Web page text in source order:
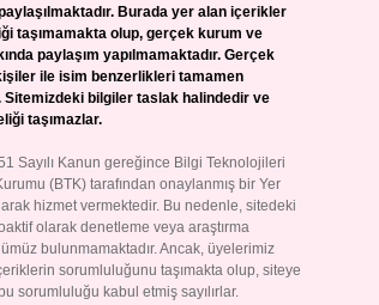
Burada yer alan içerikler
taşımamakta olup, gerçek kurum ve
paylaşım yapılmamaktadır. Gerçek
ile isim benzerlikleri tamamen
Sitemizdeki bilgiler taslak halindedir ve
taşımazlar.
Sayılı Kanun gereğince Bilgi Teknolojileri
(BTK) tarafından onaylanmış bir Yer
hizmet vermektedir. Bu nedenle, sitedeki
olarak denetleme veya araştırma
bulunmamaktadır. Ancak, üyelerimiz
sorumluluğunu taşımakta olup, siteye
sorumluluğu kabul etmiş sayılırlar.